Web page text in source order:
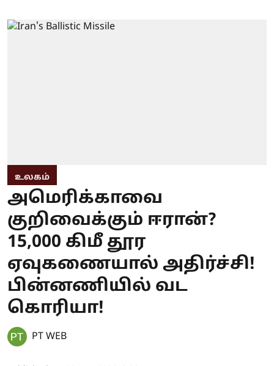
உலகம்
அமெரிக்காவை
குறிவைக்கும் ஈரான்?
15,000 கிமீ தூர
ஏவுகணையால் அதிர்ச்சி!
பின்னணியில் வட
கொரியா!
PT WEB